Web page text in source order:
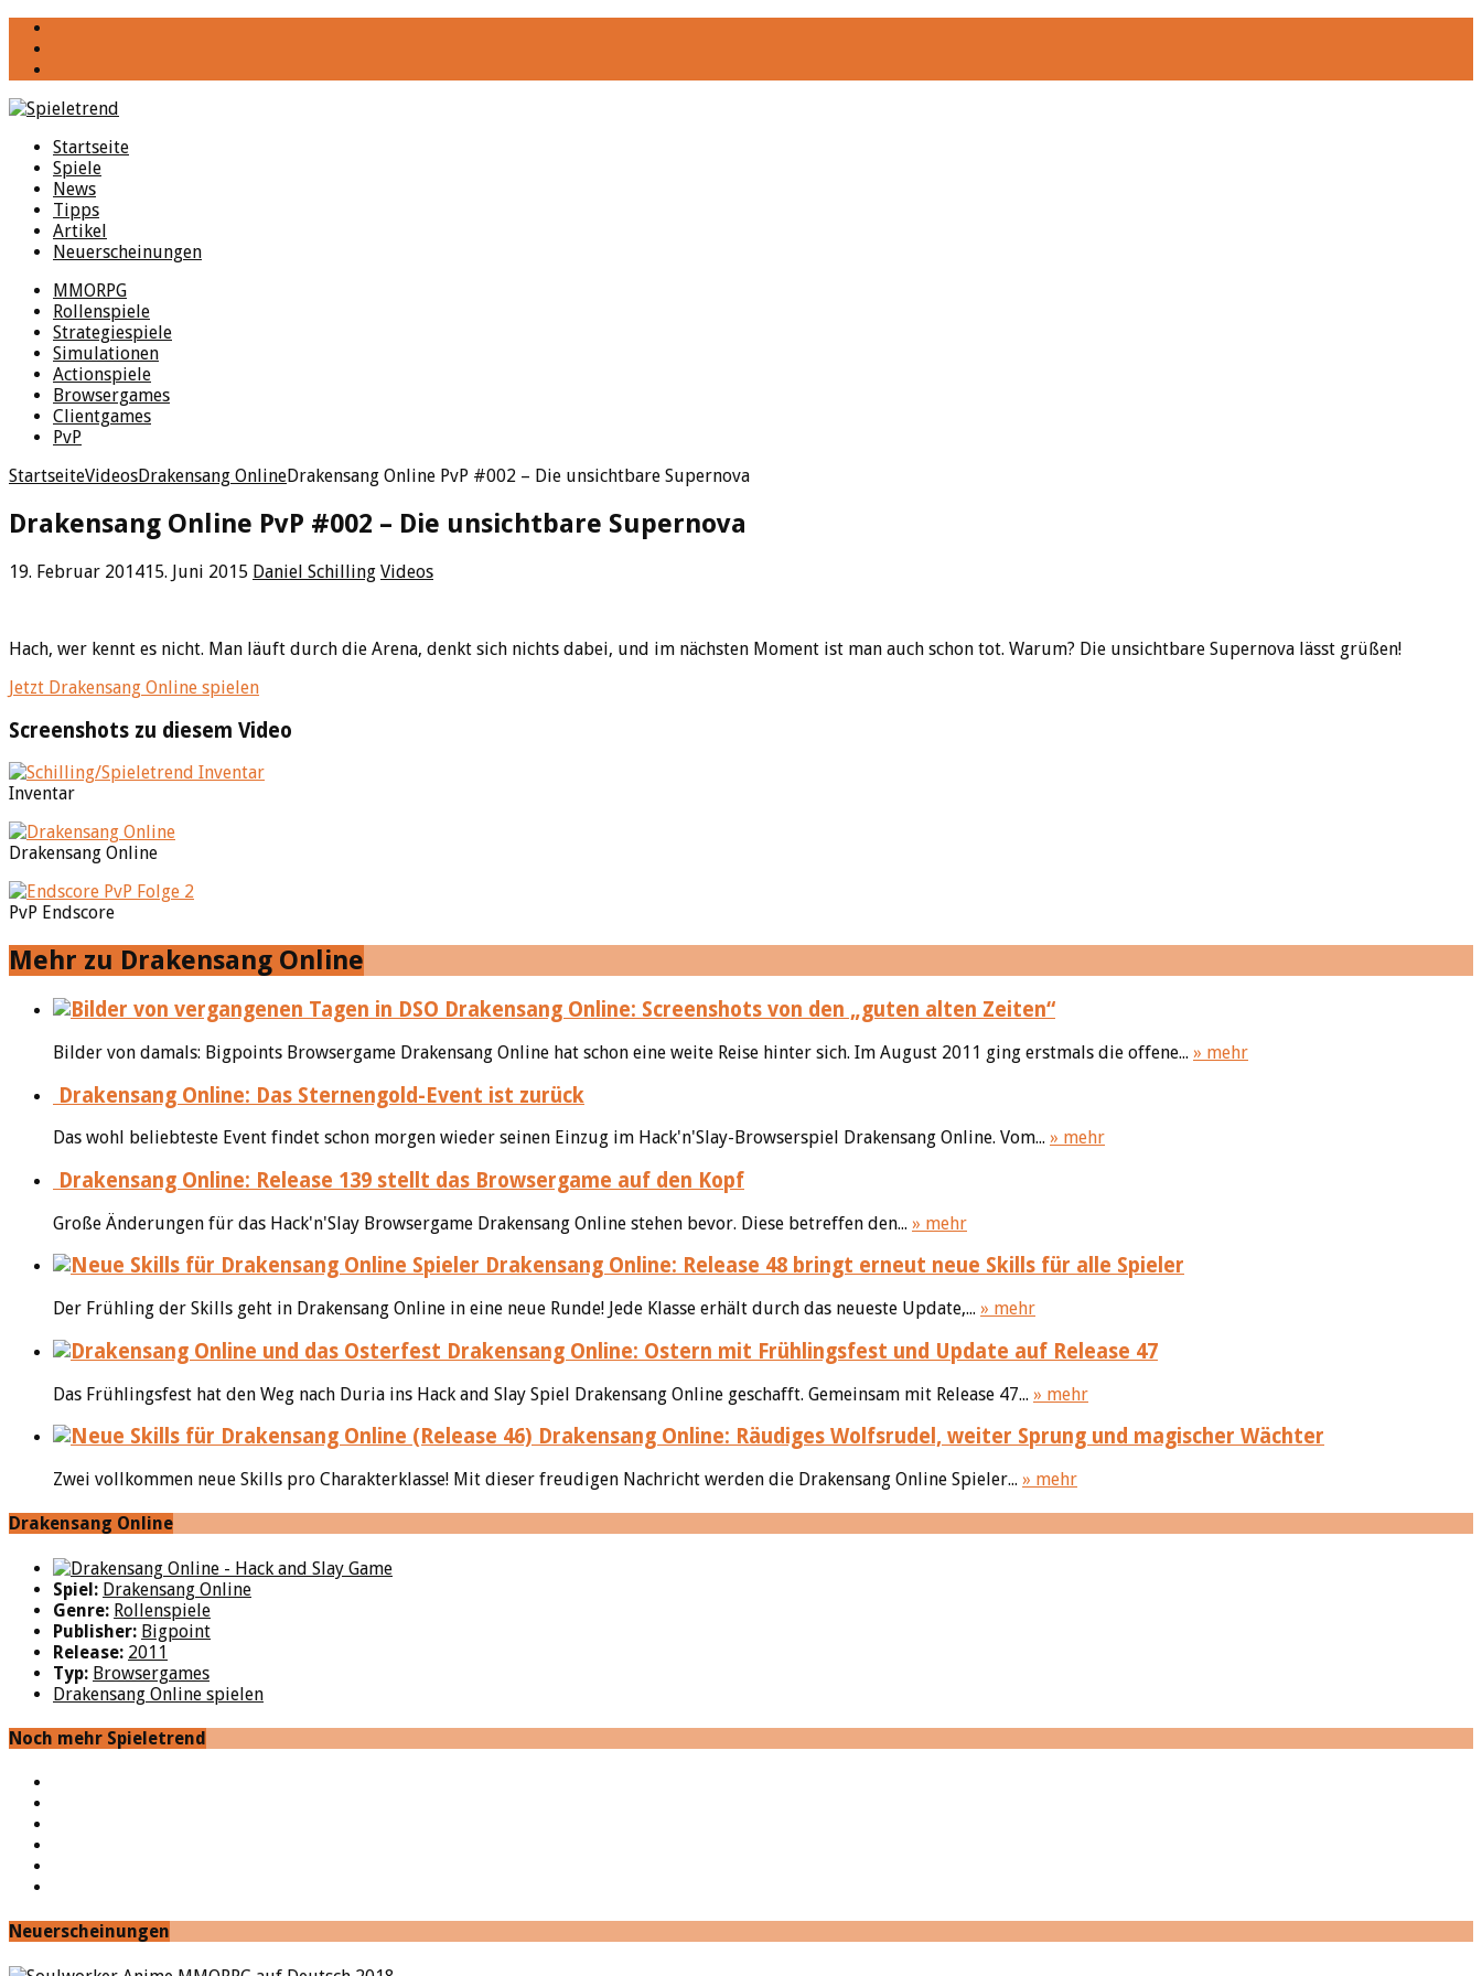
Startseite
Spiele
News
Tipps
Artikel
Neuerscheinungen
MMORPG
Rollenspiele
Strategiespiele
Simulationen
Actionspiele
Browsergames
Clientgames
PvP
StartseiteVideosDrakensang OnlineDrakensang Online PvP #002 – Die unsichtbare Supernova
Drakensang Online PvP #002 – Die unsichtbare Supernova
19. Februar 201415. Juni 2015 Daniel Schilling Videos
Hach, wer kennt es nicht. Man läuft durch die Arena, denkt sich nichts dabei, und im nächsten Moment ist man auch schon tot. Warum? Die unsichtbare Supernova lässt grüßen!
Jetzt Drakensang Online spielen
Screenshots zu diesem Video
Inventar
Drakensang Online
PvP Endscore
Mehr zu Drakensang Online
Drakensang Online: Screenshots von den „guten alten Zeiten“
Bilder von damals: Bigpoints Browsergame Drakensang Online hat schon eine weite Reise hinter sich. Im August 2011 ging erstmals die offene... » mehr
Drakensang Online: Das Sternengold-Event ist zurück
Das wohl beliebteste Event findet schon morgen wieder seinen Einzug im Hack'n'Slay-Browserspiel Drakensang Online. Vom... » mehr
Drakensang Online: Release 139 stellt das Browsergame auf den Kopf
Große Änderungen für das Hack'n'Slay Browsergame Drakensang Online stehen bevor. Diese betreffen den... » mehr
Drakensang Online: Release 48 bringt erneut neue Skills für alle Spieler
Der Frühling der Skills geht in Drakensang Online in eine neue Runde! Jede Klasse erhält durch das neueste Update,... » mehr
Drakensang Online: Ostern mit Frühlingsfest und Update auf Release 47
Das Frühlingsfest hat den Weg nach Duria ins Hack and Slay Spiel Drakensang Online geschafft. Gemeinsam mit Release 47... » mehr
Drakensang Online: Räudiges Wolfsrudel, weiter Sprung und magischer Wächter
Zwei vollkommen neue Skills pro Charakterklasse! Mit dieser freudigen Nachricht werden die Drakensang Online Spieler... » mehr
Drakensang Online
Spiel: Drakensang Online
Genre: Rollenspiele
Publisher: Bigpoint
Release: 2011
Typ: Browsergames
Drakensang Online spielen
Noch mehr Spieletrend
Neuerscheinungen